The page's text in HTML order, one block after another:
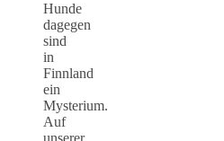
Hunde
dagegen
sind
in
Finnland
ein
Mysterium.
Auf